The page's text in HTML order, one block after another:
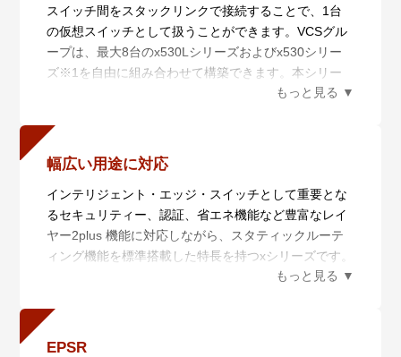
によって学習し、AT-Vista Manager EXと組み合わせ
てお使いいただくことで、あらかじめ定義されたポリ
シーを用いて自動的にネットワークを最適な状態に保
ちます。蓄積したデータを数値化することにより、担
当者の経験で行われていた業務を平易な作業に落とし
・ 一元管理（セントライズドマネージメント）
AMF Plusマスターから多数のAMF Plusメンバーを一
・ 自動構築（オートレジリエントコネクション）
AMF Plusネットワークの自動構築および
AMF/AMFPlusメンバーの自動認識を行います。
・ 自動復旧（スマートプロビジョニング）
AMF Plusメンバー設置時の自動設定（ゼロタッチイン
交換機器の自動復旧（オートリカバリー）、複数AMF
Plusメンバーに対するファームウェアの一括アップグ
スイッチ間をスタックリンクで接続することで、1台
の仮想スイッチとして扱うことができます。VCSグル
ープは、最大8台のx530Lシリーズおよびx530シリー
ズ※1を自由に組み合わせて構築できます。本シリー
ズは、SFP/SFP+スロット、10/100/1000BASE-Tポー
用いたVCSに対応しています。
スタック接続されたスイッチは各種情報を同期してい
るため、仮に1台に障害が発生しても運用継続が可能
です。
LD-VCS（ロングディスタンス－バーチャルシャーシ
スタック）にも対応し、長距離スタッキングが可能で
す。これにより、離れたロケーションにあるスイッチ
を仮想的に1台のスイッチ化し、シンプルかつ冗長性
※ 1 x530L シリーズとx530 シリーズをスタックに混
在させる場合は、Mixed ModeVCStacking ライセンス
幅広い用途に対応
インテリジェント・エッジ・スイッチとして重要とな
るセキュリティー、認証、省エネ機能など豊富なレイ
ヤー2plus 機能に対応しながら、スタティックルーテ
ィング機能を標準搭載した特長を持つxシリーズです。
また、プレミアムライセンス（AT-x530L-FL01（別
どの機能を追加可能。エッジ・スイッチから、ダイナ
EPSR